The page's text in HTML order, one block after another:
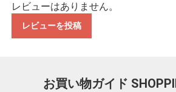
レビューはありません。
レビューを投稿
お買い物ガイド